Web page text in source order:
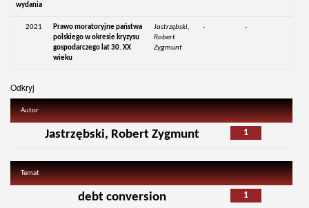
wydania
2021
Prawo moratoryjne państwa
polskiego w okresie kryzysu
gospodarczego lat 30. XX
wieku
Jastrzębski,
Robert
Zygmunt
- -
Odkryj
Autor
1
Jastrzębski, Robert Zygmunt
Temat
1
debt conversion